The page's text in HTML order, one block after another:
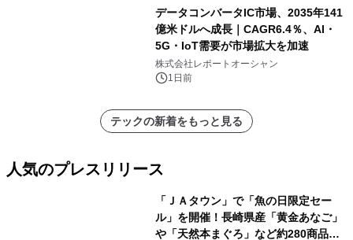
データコンバータIC市場、2035年141
億米ドルへ成長｜CAGR6.4％、AI・
5G・IoT需要が市場拡大を加速
株式会社レポートオーシャン
1日前
テックの新着をもっと見る
人気のプレスリリース
「ＪＡタウン」で「魚の日限定セー
ル」を開催！長崎県産「黄金あなご」
や「天然本まぐろ」など約280商品を